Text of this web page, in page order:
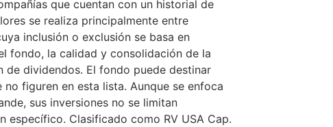
que cuentan con un historial de
se realiza principalmente entre
inclusión o exclusión se basa en
fondo, la calidad y consolidación de la
de dividendos. El fondo puede destinar
figuren en esta lista. Aunque se enfoca
sus inversiones no se limitan
específico. Clasificado como RV USA Cap.